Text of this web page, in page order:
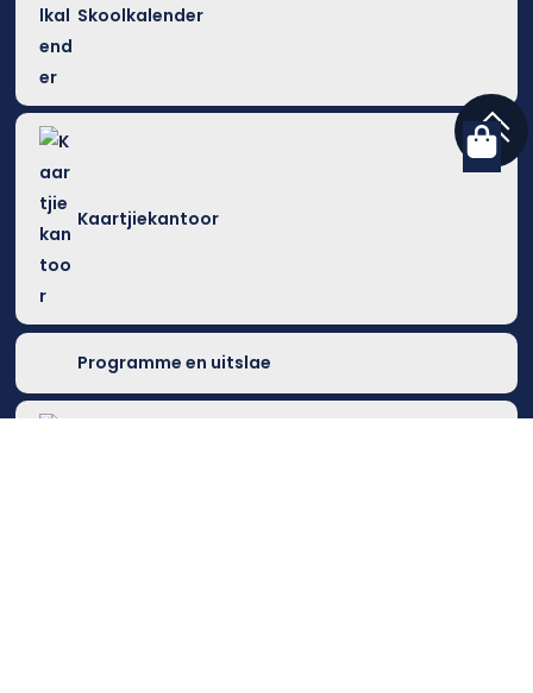
Skoolkalender
Kaartjiekantoor
Programme en uitslae